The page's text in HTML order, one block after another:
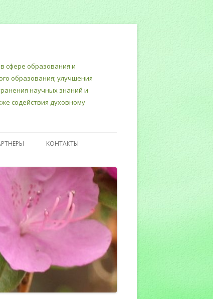
сфере образования и
образования; улучшения
научных знаний и
содействия духовному
КОНТАКТЫ